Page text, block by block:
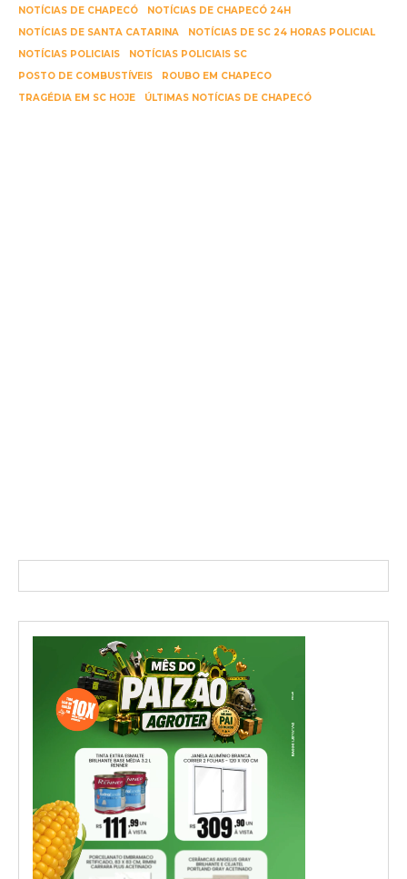
NOTÍCIAS DE CHAPECÓ
NOTÍCIAS DE CHAPECÓ 24H
NOTÍCIAS DE SANTA CATARINA
NOTÍCIAS DE SC 24 HORAS POLICIAL
NOTÍCIAS POLICIAIS
NOTÍCIAS POLICIAIS SC
POSTO DE COMBUSTÍVEIS
ROUBO EM CHAPECO
TRAGÉDIA EM SC HOJE
ÚLTIMAS NOTÍCIAS DE CHAPECÓ